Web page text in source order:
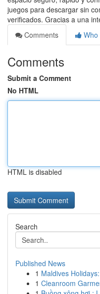
juegos para descargar sin
verificados. Gracias a una
Comments
Who
Comments
Submit a Comment
No HTML
HTML is disabled
Search
Published News
1 Maldives
1 Cleanroom